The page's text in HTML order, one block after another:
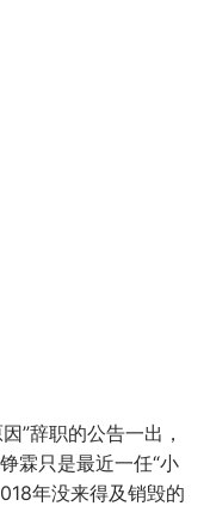
”辞职的公告一出，
霖只是最近一任“小
年没来得及销毁的